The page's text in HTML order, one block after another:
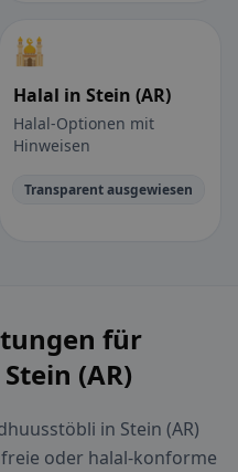
🕌
Halal in Stein (AR)
Halal-Optionen mit
Hinweisen
Transparent ausgewiesen
für
(AR)
in Stein (AR)
oder halal-konforme